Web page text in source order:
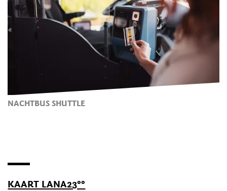
NACHTBUS SHUTTLE
KAART LANA23°°